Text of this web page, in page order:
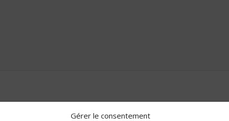
Gérer le consentement